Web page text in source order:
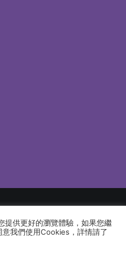
Seminary. All rights reserved
提供更好的瀏覽體驗，如果您繼
我們使用Cookies，詳情請了